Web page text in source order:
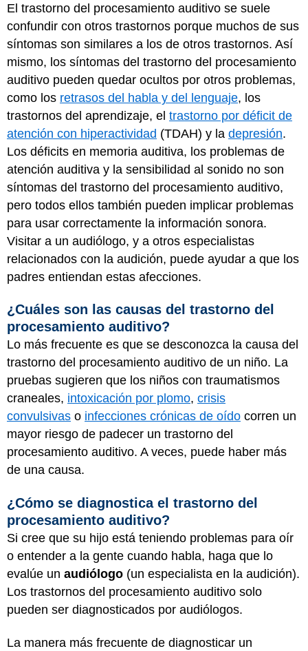
El trastorno del procesamiento auditivo se suele
confundir con otros trastornos porque muchos de sus
síntomas son similares a los de otros trastornos. Así
mismo, los síntomas del trastorno del procesamiento
auditivo pueden quedar ocultos por otros problemas,
como los retrasos del habla y del lenguaje, los
trastornos del aprendizaje, el trastorno por déficit de
atención con hiperactividad (TDAH) y la depresión.
Los déficits en memoria auditiva, los problemas de
atención auditiva y la sensibilidad al sonido no son
síntomas del trastorno del procesamiento auditivo,
pero todos ellos también pueden implicar problemas
para usar correctamente la información sonora.
Visitar a un audiólogo, y a otros especialistas
relacionados con la audición, puede ayudar a que los
padres entiendan estas afecciones.
¿Cuáles son las causas del trastorno del
procesamiento auditivo?
Lo más frecuente es que se desconozca la causa del
trastorno del procesamiento auditivo de un niño. La
pruebas sugieren que los niños con traumatismos
craneales, intoxicación por plomo, crisis
convulsivas o infecciones crónicas de oído corren un
mayor riesgo de padecer un trastorno del
procesamiento auditivo. A veces, puede haber más
de una causa.
¿Cómo se diagnostica el trastorno del
procesamiento auditivo?
Si cree que su hijo está teniendo problemas para oír
o entender a la gente cuando habla, haga que lo
evalúe un audiólogo (un especialista en la audición).
Los trastornos del procesamiento auditivo solo
pueden ser diagnosticados por audiólogos.
La manera más frecuente de diagnosticar un